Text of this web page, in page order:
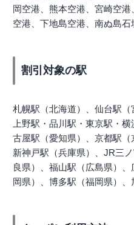
岡空港、熊本空港、宮崎空
空港、下地島空港、南ぬ島石
割引対象の駅
札幌駅（北海道）、仙台駅（
上野駅・品川駅・東京駅・
古屋駅（愛知県）、京都駅（
新神戸駅（兵庫県）、JR三
良県）、福山駅（広島県）
岡県）、博多駅（福岡県）、